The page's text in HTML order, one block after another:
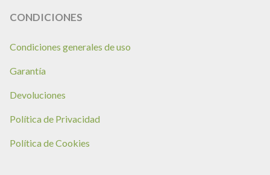
CONDICIONES
Condiciones generales de uso
Garantía
Devoluciones
Política de Privacidad
Política de Cookies